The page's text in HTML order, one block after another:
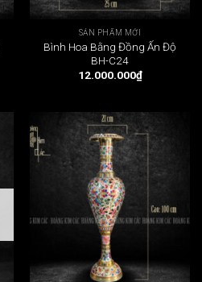
SẢN PHẨM MỚI
Bình Hoa Bằng Đồng Ấn Độ
BH-C24
12.000.000₫